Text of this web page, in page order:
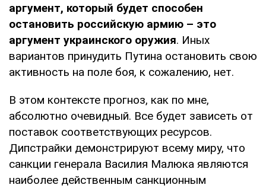
аргумент, который будет способен
остановить российскую армию – это
аргумент украинского оружия. Иных
вариантов принудить Путина остановить свою
активность на поле боя, к сожалению, нет.
В этом контексте прогноз, как по мне,
абсолютно очевидный. Все будет зависеть от
поставок соответствующих ресурсов.
Дипстрайки демонстрируют всему миру, что
санкции генерала Василия Малюка являются
наиболее действенным санкционным